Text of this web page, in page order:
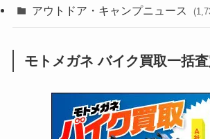
(60)
(31)
(51)
(34)
(38)
(24)
(16)
(25)
(249)
(64)
(16)
(62)
(2,473)
(249)
(1,226)
(12)
(131)
(167)
(66)
(16)
(141)
(1,138)
(166)
(23)
(415)
(137)
(72)
(2,736)
(126)
(170)
(211) (132)
(171)
(118)
アウトドア・キャンプニュース
(1,605)
(147)
モトメガネ バイク買取一括